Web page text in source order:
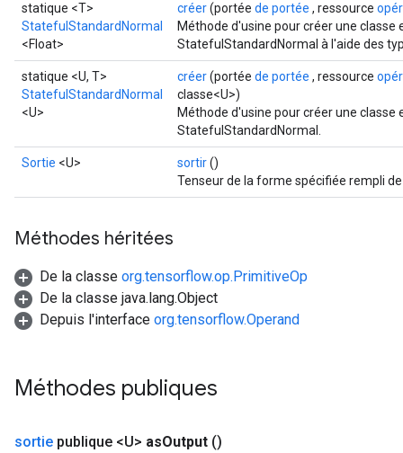
statique <T>
StatefulStandardNormal
<Float>
créer(portée de portée , ressource
Méthode d'usine pour créer une
StatefulStandardNormal à l'aide des
statique <U, T>
StatefulStandardNormal
<U>
créer(portée de portée , ressource
classe<U>)
Méthode d'usine pour créer une
StatefulStandardNormal.
Sortie <U> sortir()
Tenseur de la forme spécifiée rempli
Méthodes héritées
De la classe org.tensorflow.op.PrimitiveOp
De la classe java.lang.Object
Depuis l'interface org.tensorflow.Operand
Méthodes publiques
sortie publique <U> asOutput ()